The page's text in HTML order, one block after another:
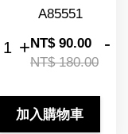
+NT$ 90.00
NT$ 180.00
-
加入購物車